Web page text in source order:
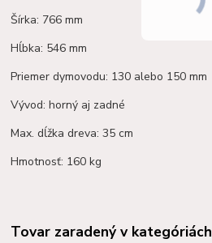
Šírka: 766 mm
Hĺbka: 546 mm
Priemer dymovodu: 130 alebo 150 mm
Vývod: horný aj zadné
Max. dĺžka dreva: 35 cm
Hmotnosť: 160 kg
Tovar zaradený v kategóriách